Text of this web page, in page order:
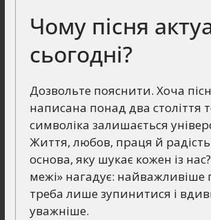
Чому пісня
сьогодні?
Дозвольте пояснити. Хоча
написана понад два століття
символіка залишається
Життя, любов, праця й
основа, яку шукає кожен із
межі» нагадує: найважливіше
треба лише зупинитися і
уважніше.